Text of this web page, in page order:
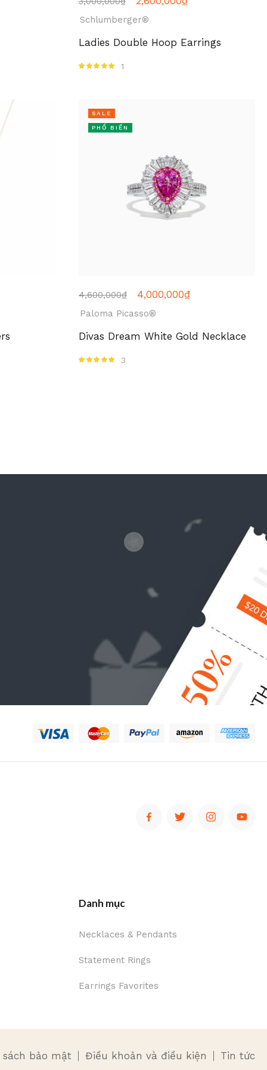
Schlumberger®
Ladies Double Hoop Earrings
1
SALE
PHỔ BIẾN
4,600,000₫ 4,000,000₫
Paloma Picasso®
Divas Dream White Gold Necklace
3
Danh mục
Necklaces & Pendants
Statement Rings
Earrings Favorites
sách bảo mật Điều khoản và điều kiện Tin tức